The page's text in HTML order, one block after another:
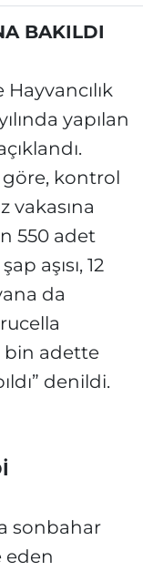
BAKILDI
Hayvancılık
yapılan
kontrol
vakasına
550 adet
aşısı, 12
da
bin adette
denildi.
sonbahar
eden